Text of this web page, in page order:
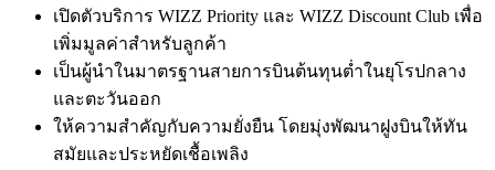
เปิดตัวบริการ WIZZ Priority และ WIZZ Discount Club เพื่อ
เพิ่มมูลค่าสำหรับลูกค้า
เป็นผู้นำในมาตรฐานสายการบินต้นทุนต่ำในยุโรปกลาง
และตะวันออก
ให้ความสำคัญกับความยั่งยืน โดยมุ่งพัฒนาฝูงบินให้ทัน
สมัยและประหยัดเชื้อเพลิง